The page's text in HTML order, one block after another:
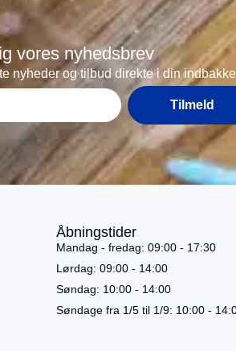
vores nyhedsbrev
nyheder og tilbud direkte i din indbakke
Tilmeld
Åbningstider
Mandag - fredag: 09:00 - 17:30
Lørdag: 09:00 - 14:00
Søndag: 10:00 - 14:00
Søndage fra 1/5 til 1/9: 10:00 -